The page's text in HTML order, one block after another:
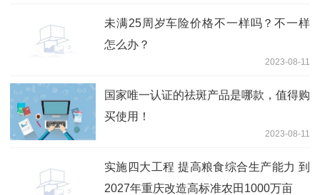
未满25周岁车险价格不一样吗？不一样
怎么办？
2023-08-11
国家唯一认证的祛斑产品是哪款，值得购
买使用！
2023-08-11
实施四大工程 提高粮食综合生产能力 到
2027年重庆改造高标准农田1000万亩